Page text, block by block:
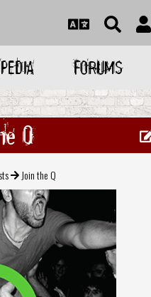
FORUMS
Q
Join the Q